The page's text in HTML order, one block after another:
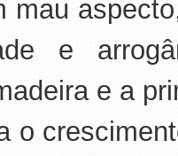
mau
e
e a
o